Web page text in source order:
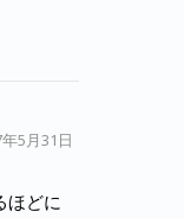
5月31日
ほどに